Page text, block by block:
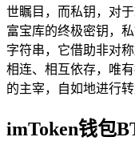
世瞩目，而私钥，对
富宝库的终极密钥，
字符串，它借助非对
相连、相互依存，唯
的主宰，自如地进行
imToken钱包